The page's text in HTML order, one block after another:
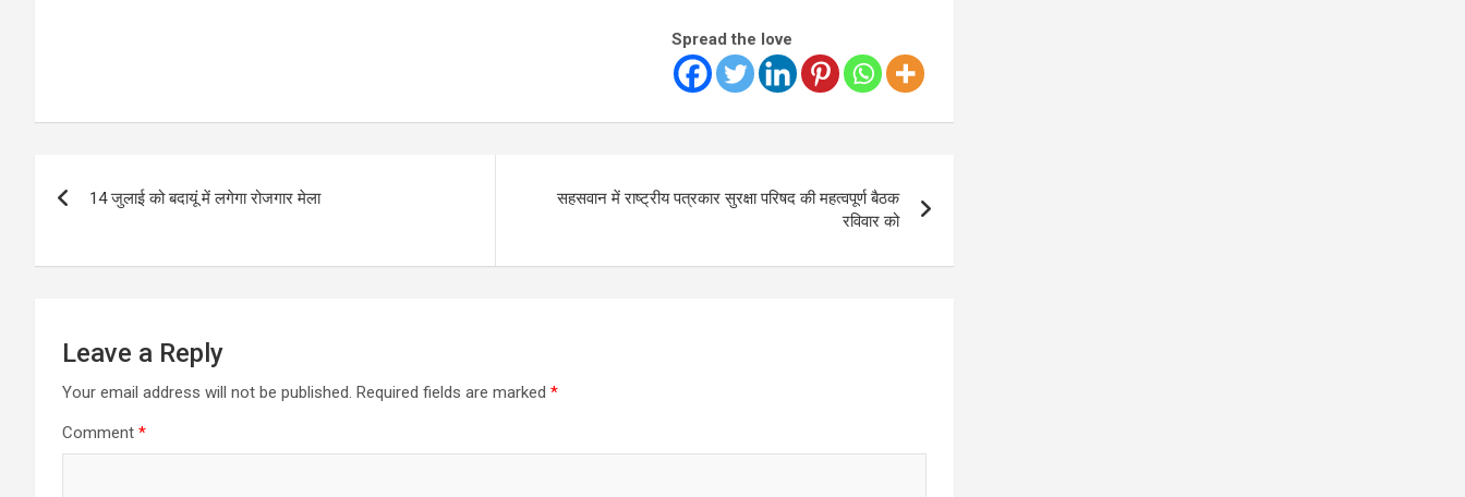
Spread the love
navigation
14 जुलाई को बदायूं में लगेगा रोजगार मेला
सहसवान में राष्ट्रीय पत्रकार सुरक्षा परिषद की महत्वपूर्ण बैठक
रविवार को
Leave a Reply
Your email address will not be published. Required fields are marked *
Comment *